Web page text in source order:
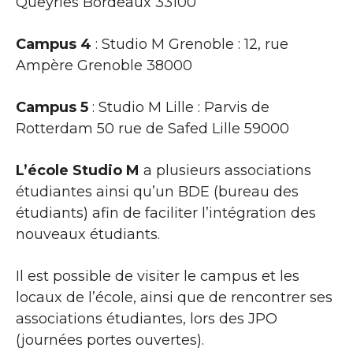
Campus 4 : Studio M Grenoble : 12, rue
Ampère Grenoble 38000
Campus 5 : Studio M Lille : Parvis de
Rotterdam 50 rue de Safed Lille 59000
L’école Studio M a plusieurs associations
étudiantes ainsi qu’un BDE (bureau des
étudiants) afin de faciliter l’intégration des
nouveaux étudiants.
Il est possible de visiter le campus et les
locaux de l’école, ainsi que de rencontrer ses
associations étudiantes, lors des JPO
(journées portes ouvertes).